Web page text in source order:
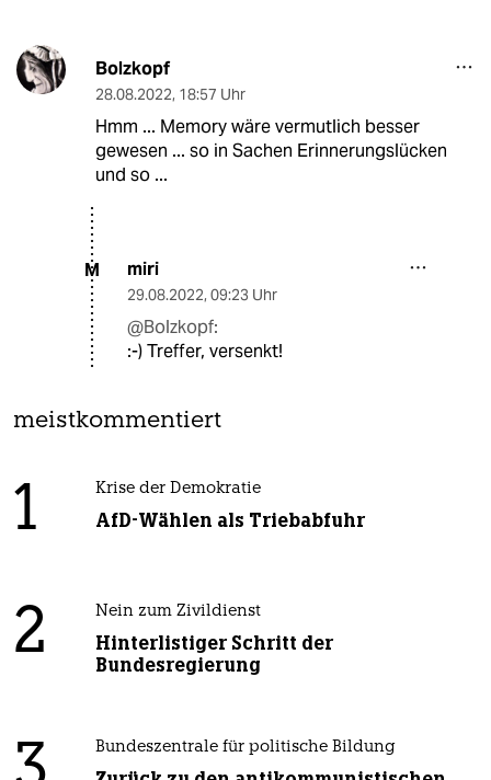
Bolzkopf
28.08.2022, 18:57 Uhr
Hmm ... Memory wäre vermutlich besser
gewesen ... so in Sachen Erinnerungslücken
und so ...
M miri
29.08.2022, 09:23 Uhr
@Bolzkopf:
:-) Treffer, versenkt!
meistkommentiert
1 Krise der Demokratie
AfD-Wählen als Triebabfuhr
2 Nein zum Zivildienst
Hinterlistiger Schritt der
Bundesregierung
Bundeszentrale für politische Bildung